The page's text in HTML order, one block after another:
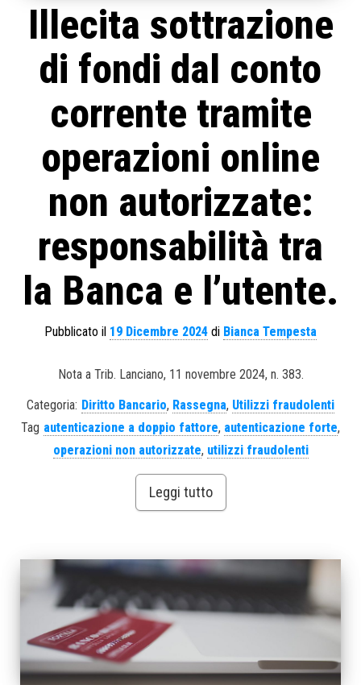
Illecita sottrazione
di fondi dal conto
corrente tramite
operazioni online
non autorizzate:
responsabilità tra
la Banca e l’utente.
Pubblicato il 19 Dicembre 2024 di Bianca Tempesta
Nota a Trib. Lanciano, 11 novembre 2024, n. 383.
Categoria: Diritto Bancario, Rassegna, Utilizzi fraudolenti
Tag autenticazione a doppio fattore, autenticazione forte,
operazioni non autorizzate, utilizzi fraudolenti
Leggi tutto